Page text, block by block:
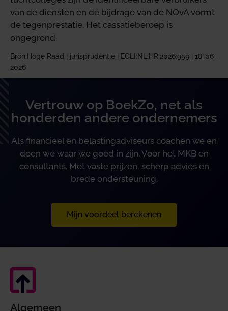
van de diensten en de bijdrage van de NOvA vormt
de tegenprestatie. Het cassatieberoep is
ongegrond.
Bron:Hoge Raad | jurisprudentie | ECLI:NL:HR:2026:959 | 18-06-
2026
Vertrouw op BoekZo, net als
honderden andere ondernemers
Als financieel en belastingadviseurs coachen we en
doen we waar we goed in zijn. Voor het MKB en
consultants. Met vaste prijzen, scherp advies en
brede ondersteuning.
Mijn voordeel berekenen
Algemeen